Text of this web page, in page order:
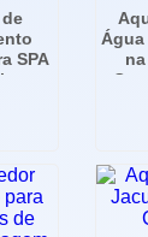
SPA
Água